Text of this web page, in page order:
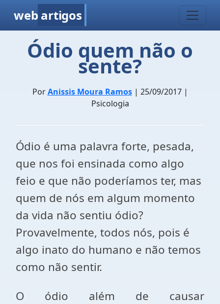
web artigos
Ódio quem não o
sente?
PorAnissis Moura Ramos| 25/09/2017 |
Psicologia
Ódio é uma palavra forte, pesada,
que nos foi ensinada como algo
feio e que não poderíamos ter, mas
quem de nós em algum momento
da vida não sentiu ódio?
Provavelmente, todos nós, pois é
algo inato do humano e não temos
como não sentir.
O ódio além de causar